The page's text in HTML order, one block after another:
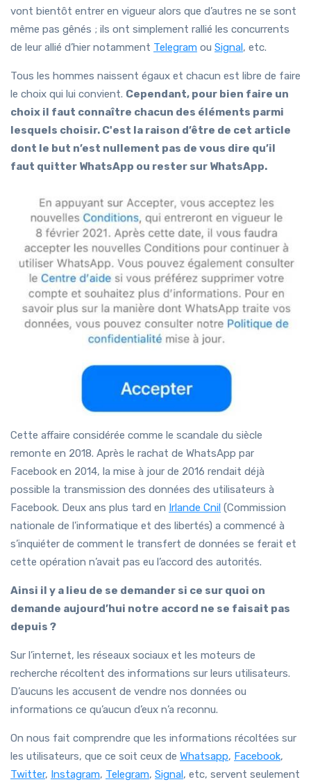
vont bientôt entrer en vigueur alors que d’autres ne se sont
même pas gênés ; ils ont simplement rallié les concurrents
de leur allié d’hier notamment Telegram ou Signal, etc.
Tous les hommes naissent égaux et chacun est libre de faire
le choix qui lui convient. Cependant, pour bien faire un
choix il faut connaître chacun des éléments parmi
lesquels choisir. C'est la raison d’être de cet article
dont le but n’est nullement pas de vous dire qu’il
faut quitter WhatsApp ou rester sur WhatsApp.
Cette affaire considérée comme le scandale du siècle
remonte en 2018. Après le rachat de WhatsApp par
Facebook en 2014, la mise à jour de 2016 rendait déjà
possible la transmission des données des utilisateurs à
Facebook. Deux ans plus tard en Irlande Cnil (Commission
nationale de l'informatique et des libertés) a commencé à
s’inquiéter de comment le transfert de données se ferait et
cette opération n’avait pas eu l’accord des autorités.
Ainsi il y a lieu de se demander si ce sur quoi on
demande aujourd’hui notre accord ne se faisait pas
depuis ?
Sur l’internet, les réseaux sociaux et les moteurs de
recherche récoltent des informations sur leurs utilisateurs.
D’aucuns les accusent de vendre nos données ou
informations ce qu’aucun d’eux n’a reconnu.
On nous fait comprendre que les informations récoltées sur
les utilisateurs, que ce soit ceux de Whatsapp, Facebook,
Twitter, Instagram, Telegram, Signal , etc, servent seulement